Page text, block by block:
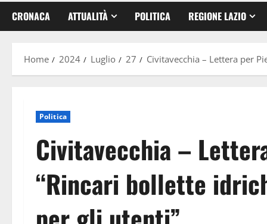
CRONACA ATTUALITÀ POLITICA REGIONE LAZIO
Home 2024 Luglio 27 Civitavecchia – Lettera per
Politica
Civitavecchia –
“Rincari bollette